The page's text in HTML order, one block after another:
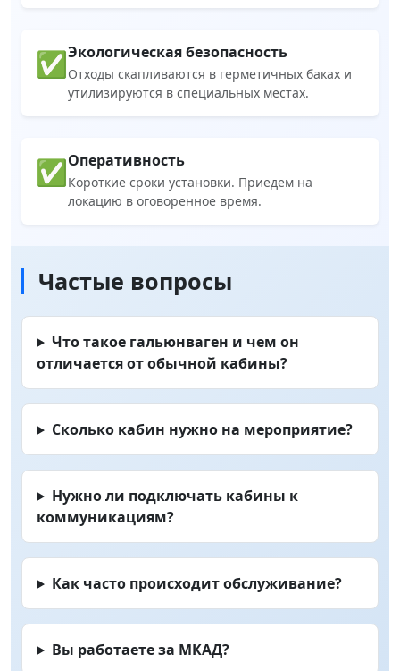
✅Экологическая безопасность
Отходы скапливаются в герметичных баках и
утилизируются в специальных местах.
✅Оперативность
Короткие сроки установки. Приедем на
локацию в оговоренное время.
Частые вопросы
Что такое гальюнваген и чем он
отличается от обычной кабины?
Сколько кабин нужно на мероприятие?
Нужно ли подключать кабины к
коммуникациям?
Как часто происходит обслуживание?
Вы работаете за МКАД?